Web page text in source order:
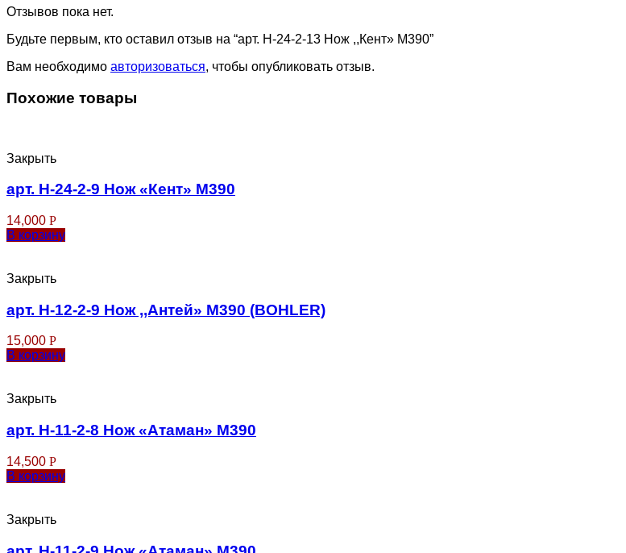
Отзывов пока нет.
Будьте первым, кто оставил отзыв на “арт. Н-24-2-13 Нож ,,Кент» М390”
Вам необходимо авторизоваться, чтобы опубликовать отзыв.
Похожие товары
Закрыть
арт. Н-24-2-9 Нож «Кент» М390
14,000 Р
В корзину
Закрыть
арт. Н-12-2-9 Нож ,,Антей» М390 (BOHLER)
15,000 Р
В корзину
Закрыть
арт. Н-11-2-8 Нож «Атаман» М390
14,500 Р
В корзину
Закрыть